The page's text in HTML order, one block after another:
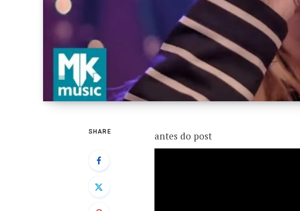
SHARE antes do post